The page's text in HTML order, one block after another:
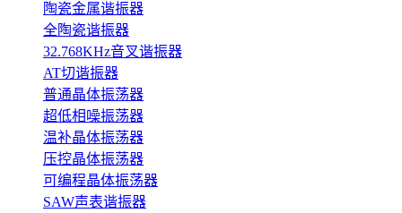
陶瓷金属谐振器
全陶瓷谐振器
32.768KHz音叉谐振器
AT切谐振器
普通晶体振荡器
超低相噪振荡器
温补晶体振荡器
压控晶体振荡器
可编程晶体振荡器
SAW声表谐振器